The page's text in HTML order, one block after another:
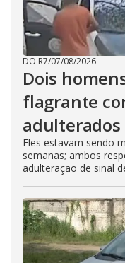
DO R7/07/08/2026
Dois
flagrante
adulterados
Eles estavam sendo
semanas; ambos
adulteração de sinal